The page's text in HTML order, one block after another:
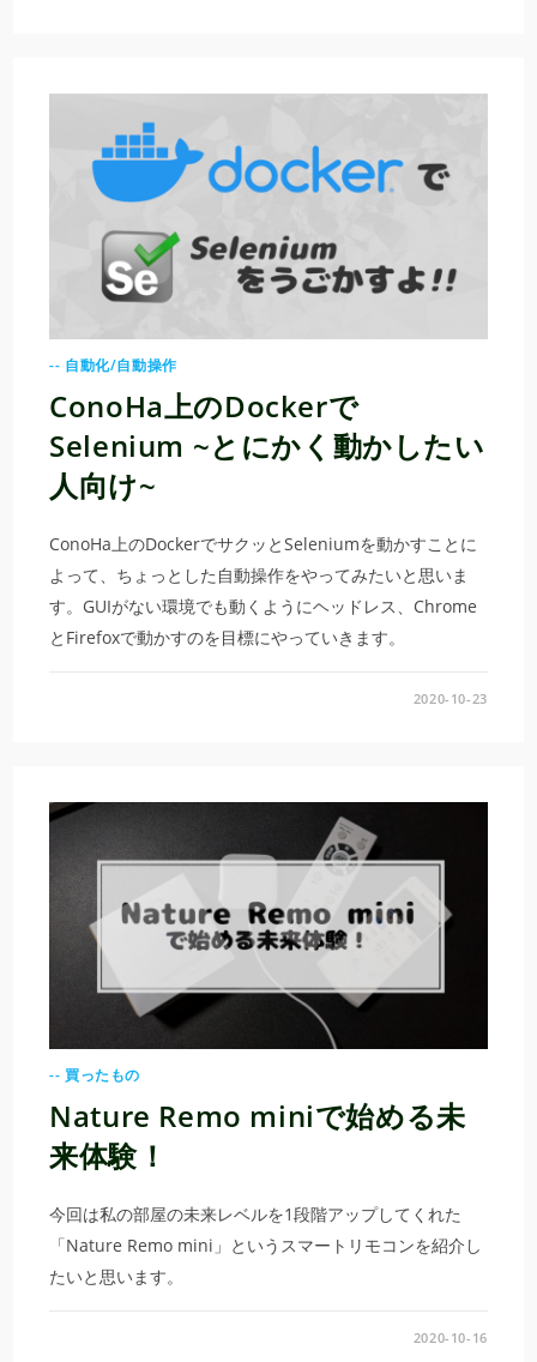
-- 自動化/自動操作
ConoHa上のDockerで
Selenium ~とにかく動かしたい
人向け~
ConoHa上のDockerでサクッとSeleniumを動かすことに
よって、ちょっとした自動操作をやってみたいと思いま
す。GUIがない環境でも動くようにヘッドレス、Chrome
とFirefoxで動かすのを目標にやっていきます。
2020-10-23
-- 買ったもの
Nature Remo miniで始める未
来体験！
今回は私の部屋の未来レベルを1段階アップしてくれた
「Nature Remo mini」というスマートリモコンを紹介し
たいと思います。
2020-10-16